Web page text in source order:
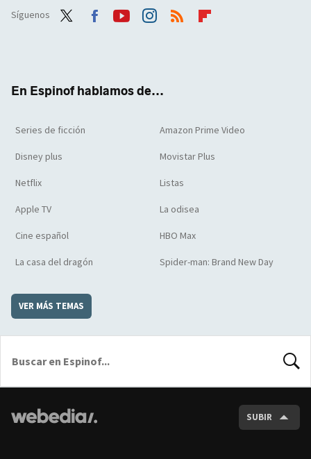
Síguenos
En Espinof hablamos de...
Series de ficción Amazon Prime Video
Disney plus Movistar Plus
Netflix Listas
Apple TV La odisea
Cine español HBO Max
La casa del dragón Spider-man: Brand New Day
VER MÁS TEMAS
SUBIR